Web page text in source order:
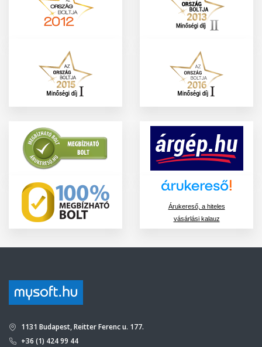
Árukereső, a hiteles
vásárlási kalauz
1131 Budapest, Reitter Ferenc u. 177.
+36 (1) 424 99 44